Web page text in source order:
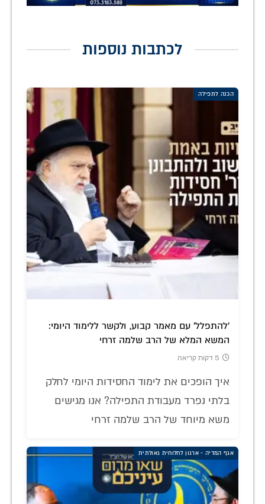
לכתבות נוספות
הכנה לתפילה
'להתפלל' עם מאמר קבוע, ולקשר ללימוד היומי:
המשא המלא של הרב שלמה זרחי
5 דקות קריאה
איך הופכים את לימוד החסידות היומי לחלק
בלתי נפרד מעבודת התפילה? אנו מגישים
משא מיוחד של הרב שלמה זרחי
אגף המדיה - ארגון לחלוחית גאולתית